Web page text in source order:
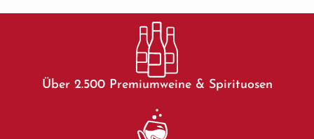
Über 2.500 Premiumweine & Spirituosen